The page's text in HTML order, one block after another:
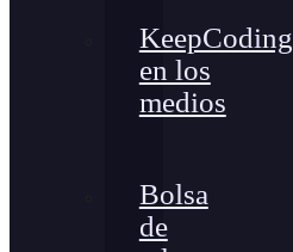
KeepCoding
en los
medios
Bolsa
de